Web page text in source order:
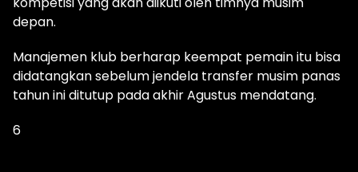
depan.
Manajemen klub berharap keempat pemain itu bisa
didatangkan sebelum jendela transfer musim panas
tahun ini ditutup pada akhir Agustus mendatang.
6